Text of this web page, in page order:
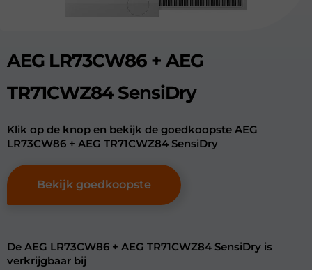
AEG LR73CW86 + AEG
TR71CWZ84 SensiDry
Klik op de knop en bekijk de goedkoopste AEG
LR73CW86 + AEG TR71CWZ84 SensiDry
Bekijk goedkoopste
De AEG LR73CW86 + AEG TR71CWZ84 SensiDry is
verkrijgbaar bij